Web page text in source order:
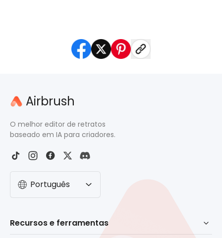
Airbrush
O melhor editor de retratos
baseado em IA para criadores.
Português
Recursos e ferramentas